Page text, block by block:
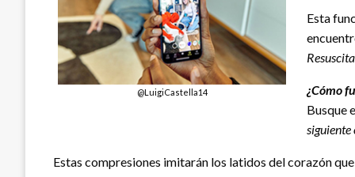
@LuigiCastella14
Esta
¿Cómo
Busque
Estas compresiones imitarán los latidos del corazón